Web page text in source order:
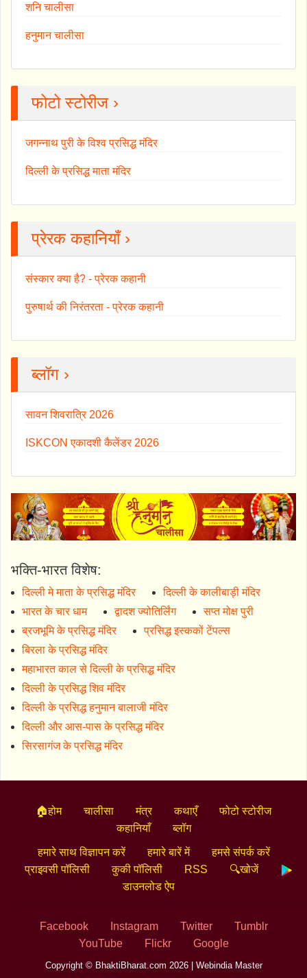
शनि चालीसा
हनुमान चालीसा
फोटो स्टोरीज ›
जगन्नाथ पुरी के विश्व प्रसिद्ध मंदिर
दिल्ली के प्रसिद्ध माता मंदिर
प्रेरक कहानियाँ ›
संस्कार क्या है? - प्रेरक कहानी
पुरुषार्थ की निरंतरता - प्रेरक कहानी
ब्लॉग ›
सावन शिवरात्रि 2026
ISKCON एकादशी कैलेंडर 2026
भक्ति-भारत विशेष:
दिल्ली मे माता के प्रसिद्ध मंदिर
दिल्ली के कालीबाड़ी मंदिर
भारत के चार धाम
द्वादश ज्योतिर्लिंग
सप्त मोक्ष पुरी
ब्रजभूमि के प्रसिद्ध मंदिर
प्रसिद्ध इस्ककों टेंपल्स
बिरला के प्रसिद्ध मंदिर
महाभारत काल से दिल्ली के प्रसिद्ध मंदिर
दिल्ली के प्रसिद्ध शिव मंदिर
दिल्ली के प्रसिद्ध हनुमान बालाजी मंदिर
दिल्ली और आस-पास के प्रसिद्ध मंदिर
सिरसागंज के प्रसिद्ध मंदिर
🏠होम चालीसा मंत्र कथाएँ
फोटो स्टोरीज
कहानियाँ
ब्लॉग
हमारे साथ विज्ञापन करें हमारे बारें में
हमसे संपर्क करें
प्राइवसी पॉलिसी
कुकी पॉलिसी RSS
🔍खोजें
डाउनलोड ऐप
Facebook Instagram Twitter
Tumblr
YouTube
Flickr Google
Copyright © BhaktiBharat.com 2026 | Webindia Master